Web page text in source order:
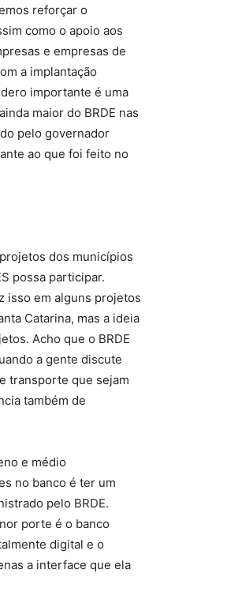
reforçar o
como o apoio aos
e empresas de
a implantação
importante é uma
maior do BRDE nas
pelo governador
ao que foi feito no
dos municípios
possa participar.
isso em alguns projetos
Catarina, mas a ideia
Acho que o BRDE
a gente discute
transporte que sejam
também de
e médio
no banco é ter um
pelo BRDE.
porte é o banco
digital e o
a interface que ela